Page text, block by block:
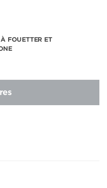
FOUETTER ET